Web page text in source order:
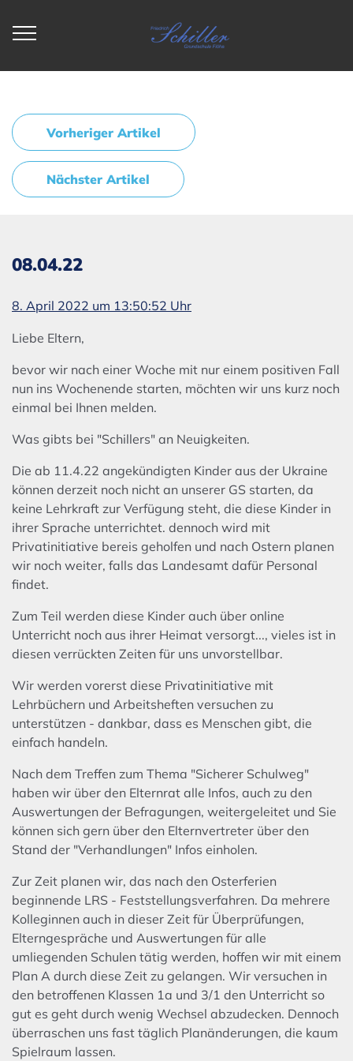
Vorheriger Artikel
Nächster Artikel
08.04.22
8. April 2022 um 13:50:52 Uhr
Liebe Eltern,
bevor wir nach einer Woche mit nur einem positiven Fall
nun ins Wochenende starten, möchten wir uns kurz noch
einmal bei Ihnen melden.
Was gibts bei "Schillers" an Neuigkeiten.
Die ab 11.4.22 angekündigten Kinder aus der Ukraine
können derzeit noch nicht an unserer GS starten, da
keine Lehrkraft zur Verfügung steht, die diese Kinder in
ihrer Sprache unterrichtet. dennoch wird mit
Privatinitiative bereis geholfen und nach Ostern planen
wir noch weiter, falls das Landesamt dafür Personal
findet.
Zum Teil werden diese Kinder auch über online
Unterricht noch aus ihrer Heimat versorgt..., vieles ist in
diesen verrückten Zeiten für uns unvorstellbar.
Wir werden vorerst diese Privatinitiative mit
Lehrbüchern und Arbeitsheften versuchen zu
unterstützen - dankbar, dass es Menschen gibt, die
einfach handeln.
Nach dem Treffen zum Thema "Sicherer Schulweg"
haben wir über den Elternrat alle Infos, auch zu den
Auswertungen der Befragungen, weitergeleitet und Sie
können sich gern über den Elternvertreter über den
Stand der "Verhandlungen" Infos einholen.
Zur Zeit planen wir, das nach den Osterferien
beginnende LRS - Feststellungsverfahren. Da mehrere
Kolleginnen auch in dieser Zeit für Überprüfungen,
Elterngespräche und Auswertungen für alle
umliegenden Schulen tätig werden, hoffen wir mit einem
Plan A durch diese Zeit zu gelangen. Wir versuchen in
den betroffenen Klassen 1a und 3/1 den Unterricht so
gut es geht durch wenig Wechsel abzudecken. Dennoch
überraschen uns fast täglich Planänderungen, die kaum
Spielraum lassen.